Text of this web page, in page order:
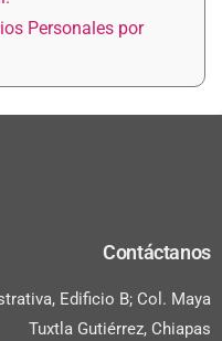
Personales por
Contáctanos
Edificio B; Col. Maya
Tuxtla Gutiérrez, Chiapas